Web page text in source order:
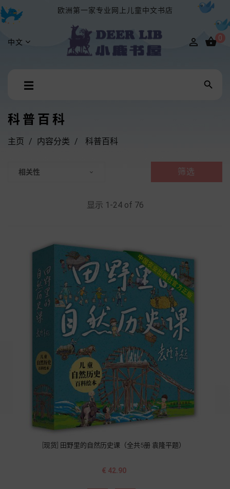
欧洲第一家专业网上儿童中文书店
中文  0
Toggle
☰ 
科普百科
主页 内容分类 科普百科
相关性  筛选
显示 1-24 of 76
[现货] 田野里的自然历史课（全共5册 袁隆平题）
价
€ 42.90